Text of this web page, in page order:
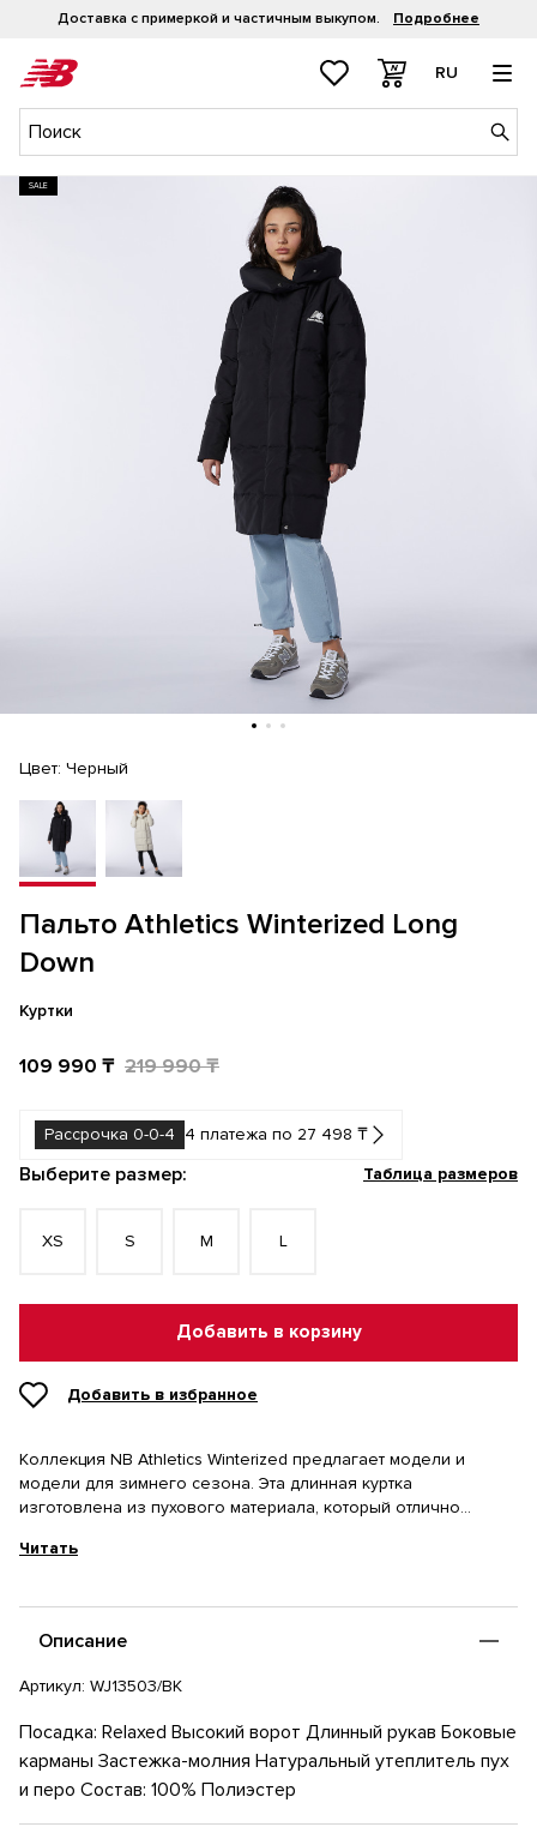
Доставка с примеркой и частичным выкупом. Подробнее
RU
SALE
Пальто Athletics Winterized Long
Down
Куртки
109 990 ₸ 219 990 ₸
Рассрочка 0-0-4 4 платежа по 27 498 ₸
Цвет: Черный
Выберите размер: Таблица размеров
XS S M L
Добавить в корзину
Добавить в избранное
Коллекция NB Athletics Winterized предлагает модели и
модели для зимнего сезона. Эта длинная куртка
изготовлена ​​из пухового материала, который отлично
капюшоном она идеально согреет вас зимой.
Читать
Описание
Артикул: WJ13503/BK
Посадка: Relaxed Высокий ворот Длинный рукав Боковые
карманы Застежка-молния Натуральный утеплитель пух
и перо Состав: 100% Полиэстер